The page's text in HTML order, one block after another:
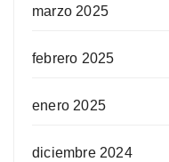
marzo 2025
febrero 2025
enero 2025
diciembre 2024